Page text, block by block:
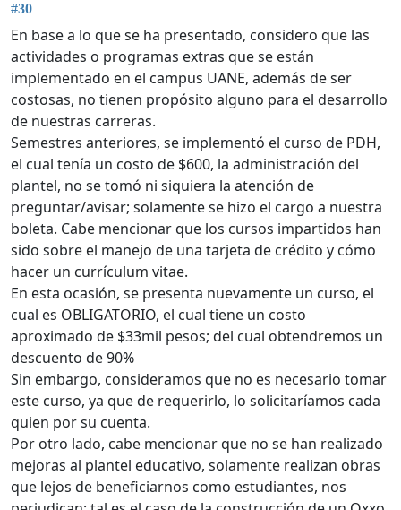
#30
En base a lo que se ha presentado, considero que las
actividades o programas extras que se están
implementado en el campus UANE, además de ser
costosas, no tienen propósito alguno para el desarrollo
de nuestras carreras.
Semestres anteriores, se implementó el curso de PDH,
el cual tenía un costo de $600, la administración del
plantel, no se tomó ni siquiera la atención de
preguntar/avisar; solamente se hizo el cargo a nuestra
boleta. Cabe mencionar que los cursos impartidos han
sido sobre el manejo de una tarjeta de crédito y cómo
hacer un currículum vitae.
En esta ocasión, se presenta nuevamente un curso, el
cual es OBLIGATORIO, el cual tiene un costo
aproximado de $33mil pesos; del cual obtendremos un
descuento de 90%
Sin embargo, consideramos que no es necesario tomar
este curso, ya que de requerirlo, lo solicitaríamos cada
quien por su cuenta.
Por otro lado, cabe mencionar que no se han realizado
mejoras al plantel educativo, solamente realizan obras
que lejos de beneficiarnos como estudiantes, nos